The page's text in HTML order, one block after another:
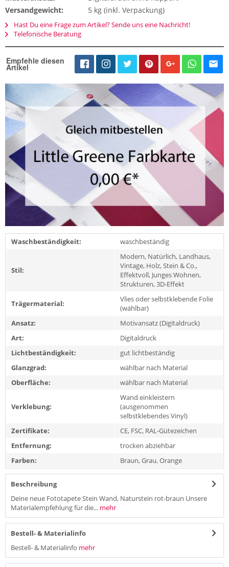
Versandgewicht:
5 kg (inkl. Verpackung)
Hast Du eine Frage zum Artikel? Sende uns eine Nachricht!
Telefonische Beratung
Empfehle diesen
Artikel
Waschbeständigkeit: waschbeständig
Stil:
Modern, Natürlich, Landhaus,
Vintage, Holz, Stein & Co.,
Effektvoll, Junges Wohnen,
Strukturen, 3D-Effekt
Trägermaterial:
Vlies oder selbstklebende Folie
(wählbar)
Ansatz:
Motivansatz (Digitaldruck)
Art:
Digitaldruck
Lichtbeständigkeit:
gut lichtbeständig
Glanzgrad:
wählbar nach Material
Oberfläche:
wählbar nach Material
Verklebung:
Wand einkleistern
(ausgenommen
selbstklebendes Vinyl)
Zertifikate:
CE, FSC, RAL-Gütezeichen
Entfernung:
trocken abziehbar
Farben:
Braun, Grau, Orange
Beschreibung
Deine neue Fototapete Stein Wand, Naturstein rot-braun Unsere
Materialempfehlung für die... mehr
Bestell- & Materialinfo
Bestell- & Materialinfo mehr